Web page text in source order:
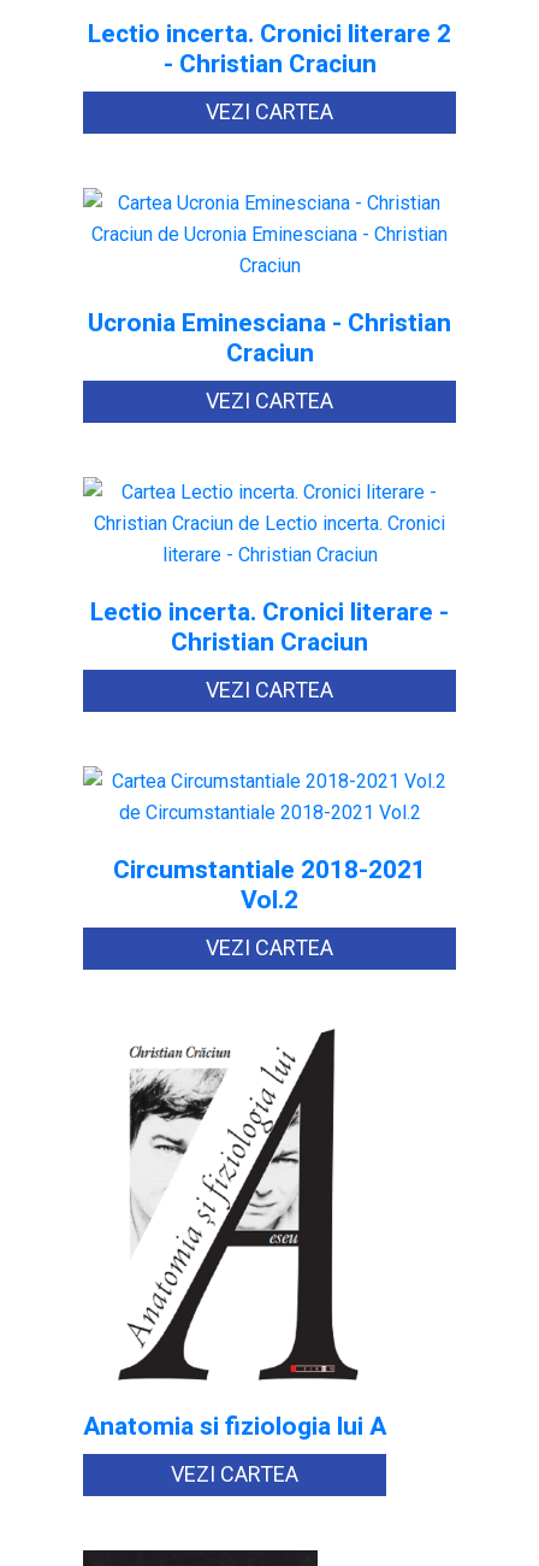
Lectio incerta. Cronici literare 2
- Christian Craciun
VEZI CARTEA
Ucronia Eminesciana - Christian
Craciun
VEZI CARTEA
Lectio incerta. Cronici literare -
Christian Craciun
VEZI CARTEA
Circumstantiale 2018-2021
Vol.2
VEZI CARTEA
Anatomia si fiziologia lui A
VEZI CARTEA